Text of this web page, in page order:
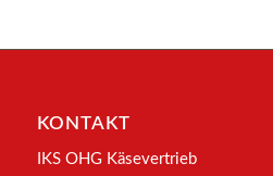
KONTAKT
IKS OHG Käsevertrieb